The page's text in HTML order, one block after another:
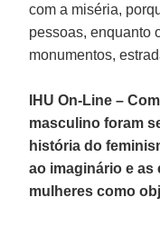
com a miséria,
pessoas, enquanto
monumentos,
IHU On-Line –
masculino foram
história do
ao imaginário e as
mulheres como